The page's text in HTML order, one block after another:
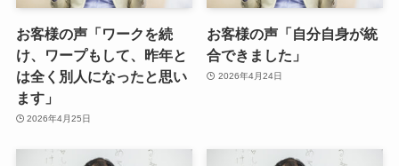
お客様の声「ワークを続
け、ワープもして、昨年と
は全く別人になったと思い
ます」
2026年4月25日
お客様の声「自分自身が統
合できました」
2026年4月24日